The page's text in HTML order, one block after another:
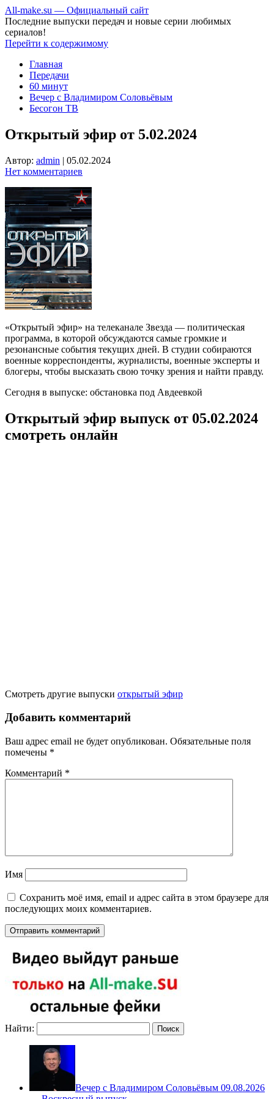
All-make.su — Официальный сайт
Последние выпуски передач и новые серии любимых
сериалов!
Перейти к содержимому
Главная
Передачи
60 минут
Вечер с Владимиром Соловьёвым
Бесогон ТВ
Открытый эфир от 5.02.2024
Автор: admin | 05.02.2024
Нет комментариев
«Открытый эфир» на телеканале Звезда — политическая
программа, в которой обсуждаются самые громкие и
резонансные события текущих дней. В студии собираются
военные корреспонденты, журналисты, военные эксперты и
блогеры, чтобы высказать свою точку зрения и найти правду.
Сегодня в выпуске: обстановка под Авдеевкой
Открытый эфир выпуск от 05.02.2024
смотреть онлайн
Смотреть другие выпуски открытый эфир
Добавить комментарий
Ваш адрес email не будет опубликован. Обязательные поля
помечены *
Комментарий *
Имя
Сохранить моё имя, email и адрес сайта в этом браузере для
последующих моих комментариев.
Найти:
Вечер с Владимиром Соловьёвым 09.08.2026